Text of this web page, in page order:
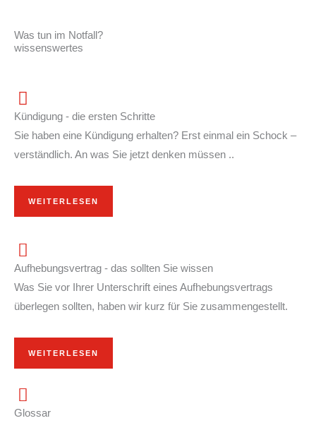
Was tun im Notfall?
wissenswertes
Kündigung - die ersten Schritte
Sie haben eine Kündigung erhalten? Erst einmal ein Schock –
verständlich. An was Sie jetzt denken müssen ..
WEITERLESEN
Aufhebungsvertrag - das sollten Sie wissen
Was Sie vor Ihrer Unterschrift eines Aufhebungsvertrags
überlegen sollten, haben wir kurz für Sie zusammengestellt.
WEITERLESEN
Glossar